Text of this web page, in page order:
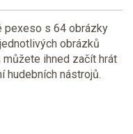
pexeso s 64 obrázky
obrázků
ihned začít hrát
hudebních nástrojů.